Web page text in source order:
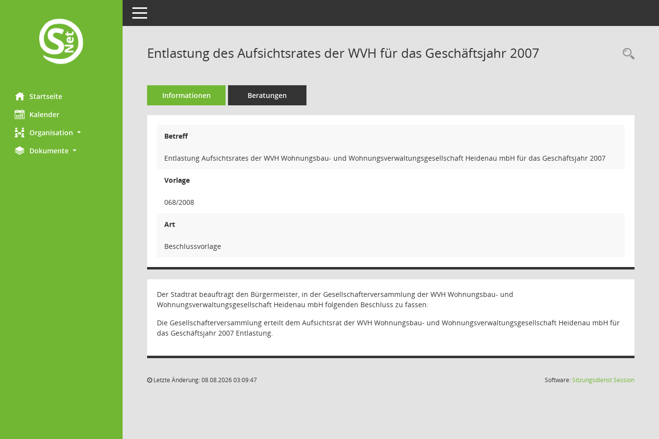
Startseite
Kalender
Organisation
Dokumente
Toggle navigation
Entlastung des Aufsichtsrates der WVH für das Geschäftsjahr 2007
Informationen Beratungen
Betreff
Entlastung Aufsichtsrates der WVH Wohnungsbau- und Wohnungsverwaltungsgesellschaft Heidenau mbH für das Geschäftsjahr 2007
Vorlage
068/2008
Art
Beschlussvorlage
Der Stadtrat beauftragt den Bürgermeister, in der Gesellschafterversammlung der WVH Wohnungsbau- und
Wohnungsverwaltungsgesellschaft Heidenau mbH folgenden Beschluss zu fassen:
Die Gesellschafterversammlung erteilt dem Aufsichtsrat der WVH Wohnungsbau- und Wohnungsverwaltungsgesellschaft Heidenau mbH für
das Geschäftsjahr 2007 Entlastung.
Letzte Änderung: 08.08.2026 03:09:47 Software:SitzungsdienstSession(Wird in